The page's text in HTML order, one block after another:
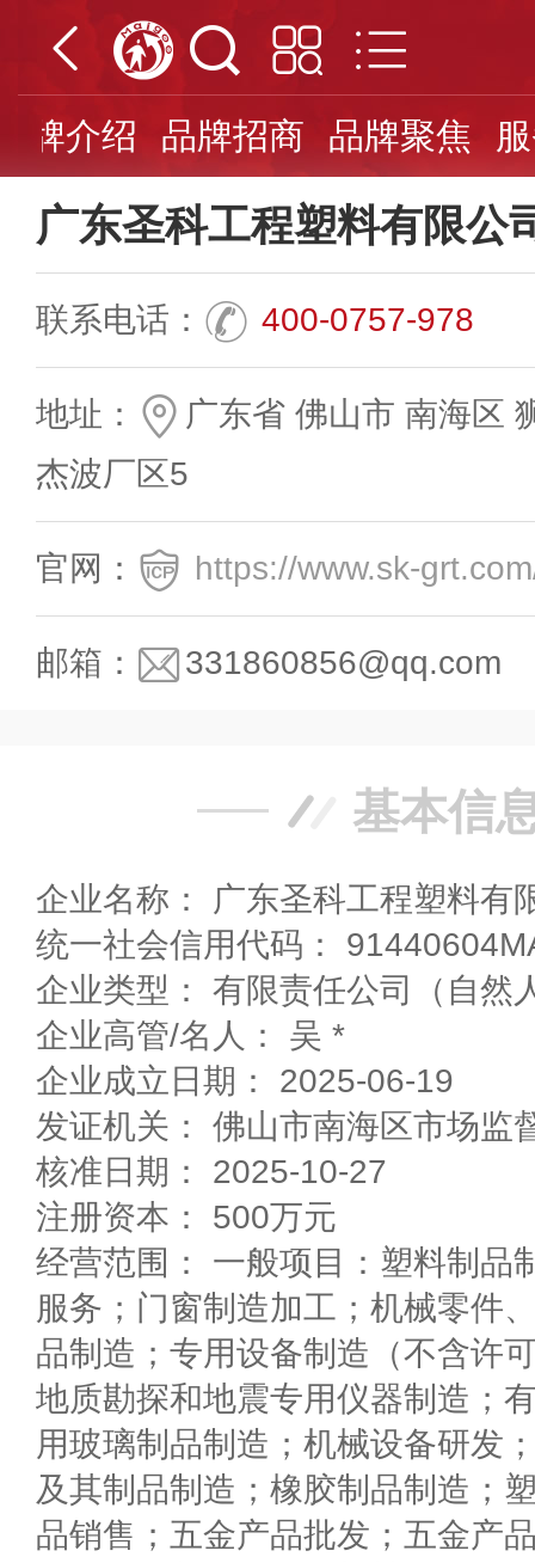
牌介绍 品牌招商 品牌聚焦
广东圣科工程塑料有限公
联系电话： 400-0757-978
地址：
广东省 佛山市 南海区
杰波厂区5
官网： https://www.sk-
邮箱： 331860856@qq.com
基本信
企业名称： 广东圣科工程塑料有
统一社会信用代码：
企业高管/名人： 吴 *
企业成立日期： 2025-06-19
发证机关： 佛山市南海区市场监
核准日期： 2025-10-27
注册资本： 500万元
经营范围： 一般项目：塑料制品
服务；门窗制造加工；机械零件
品制造；专用设备制造（不含许
地质勘探和地震专用仪器制造；
用玻璃制品制造；机械设备研发
及其制品制造；橡胶制品制造；
品销售；五金产品批发；五金产